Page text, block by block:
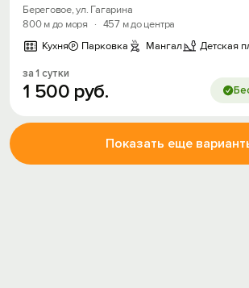
Береговое, ул. Гагарина
800 м до моря
· 457 м до центра
Кухня
Парковка Мангал Детская
за 1 сутки
1 500 руб.
Показать еще